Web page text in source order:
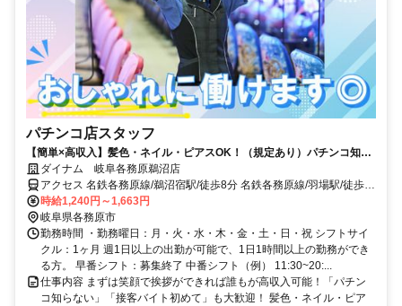
パチンコ店スタッフ
【簡単×高収入】髪色・ネイル・ピアスOK！（規定あり）パチンコ知ら
ない方も大歓迎！
ダイナム 岐阜各務原鵜沼店
アクセス 名鉄各務原線/鵜沼宿駅/徒歩8分 名鉄各務原線/羽場駅/徒歩
11分 高山本線/鵜沼駅/車5分
時給1,240円～1,663円
岐阜県各務原市
勤務時間 ・勤務曜日：月・火・水・木・金・土・日・祝 シフトサイ
クル：1ヶ月 週1日以上の出勤が可能で、1日1時間以上の勤務ができ
る方。 早番シフト：募集終了 中番シフト（例） 11:30~20:...
仕事内容 まずは笑顔で挨拶ができれば誰もが高収入可能！「パチン
コ知らない」「接客バイト初めて」も大歓迎！ 髪色・ネイル・ピア